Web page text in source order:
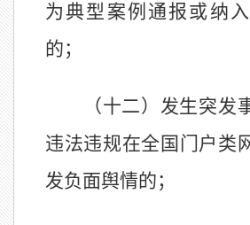
为典型案例通报或纳
的；
（十二）发生突发
违法违规在全国门户类
发负面舆情的；